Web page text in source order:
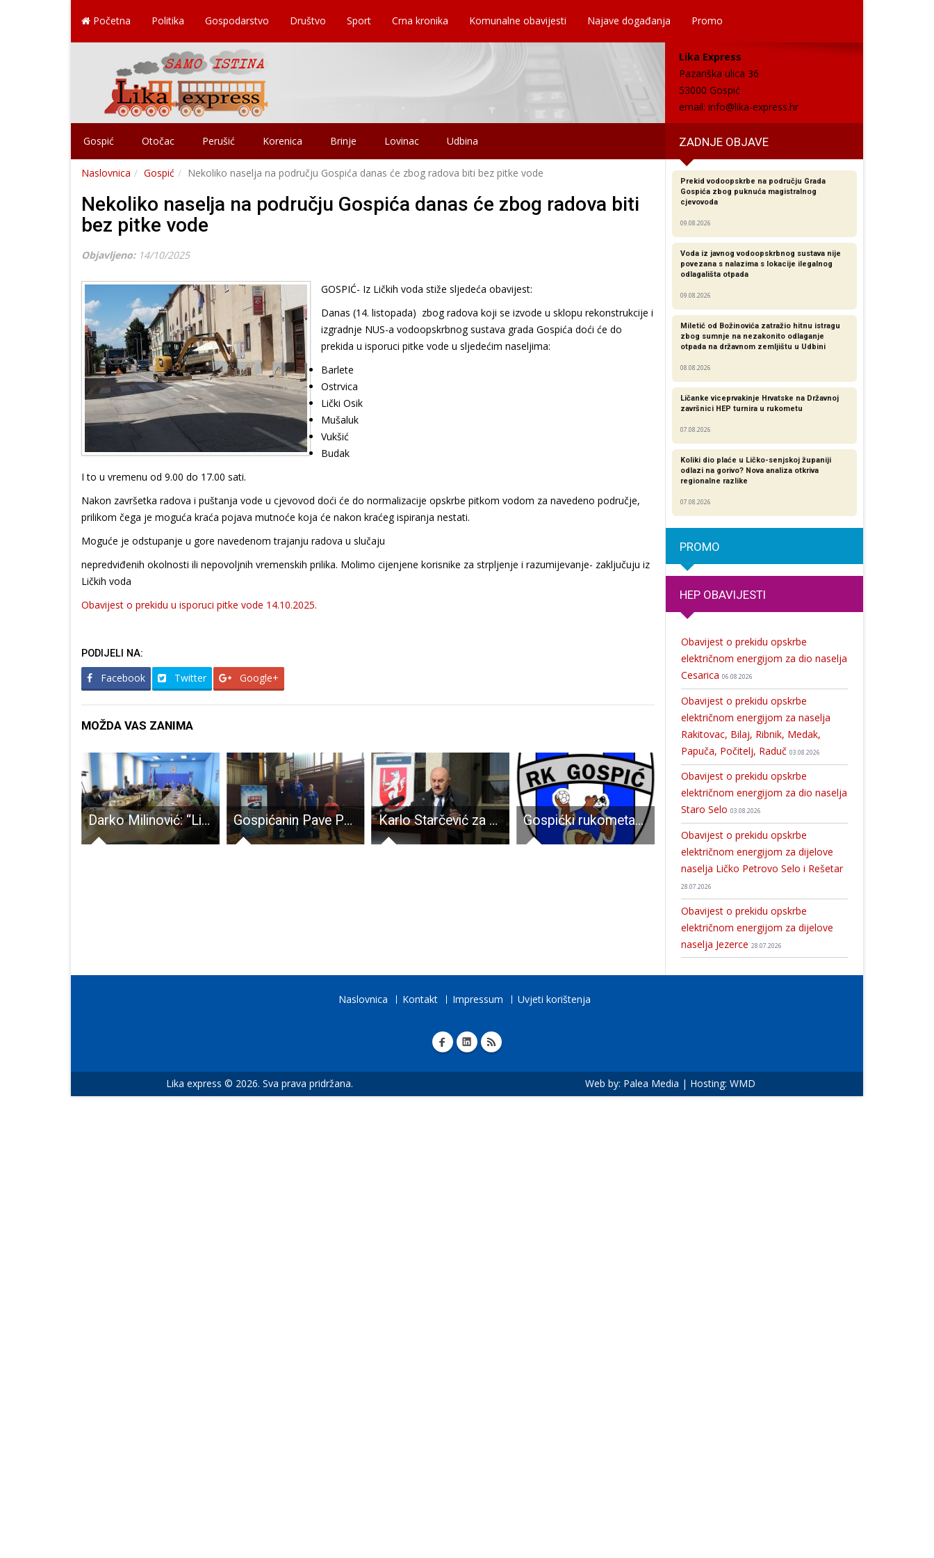
Početna Politika Gospodarstvo Društvo Sport Crna kronika Komunalne obavijesti Najave događanja Promo
Lika Express
Pazariška ulica 36
53000 Gospić
email: info@lika-express.hr
Gospić Otočac Perušić Korenica Brinje Lovinac Udbina ZADNJE OBJAVE
Naslovnica Gospić Nekoliko naselja na području Gospića danas će zbog radova biti bez pitke vode
Nekoliko naselja na području Gospića danas će zbog radova biti
bez pitke vode
Objavljeno: 14/10/2025
GOSPIĆ- Iz Ličkih voda stiže sljedeća obavijest:
Danas (14. listopada) zbog radova koji se izvode u sklopu rekonstrukcije i
izgradnje NUS-a vodoopskrbnog sustava grada Gospića doći će do
prekida u isporuci pitke vode u sljedećim naseljima:
Barlete
Ostrvica
Lički Osik
Mušaluk
Vukšić
Budak
I to u vremenu od 9.00 do 17.00 sati.
Nakon završetka radova i puštanja vode u cjevovod doći će do normalizacije opskrbe pitkom vodom za navedeno područje,
prilikom čega je moguća kraća pojava mutnoće koja će nakon kraćeg ispiranja nestati.
Moguće je odstupanje u gore navedenom trajanju radova u slučaju
nepredviđenih okolnosti ili nepovoljnih vremenskih prilika. Molimo cijenjene korisnike za strpljenje i razumijevanje- zaključuju iz
Ličkih voda
Obavijest o prekidu u isporuci pitke vode 14.10.2025.
PODIJELI NA:
Facebook Twitter Google+
MOŽDA VAS ZANIMA
Darko Milinović: “Ličani su sad svoji na svome, imamo metar snijega i predviđenih -10,-15 stupnjeva”!!! Gospićanin Pave Pezelj postao prvak Hrvatske! Karlo Starčević za portal gradonačelnik.hr :”Krizu smo dočekali sa stabilnim financijama i proračunom pa sad možemo pomoći poduzetnicima – osigurali smo im milijun i pol kuna i izravnu novčanu pomoć za održavanje likvidnosti” Gospićki rukometaši poraženi u Senju 27:25 Pukovnik Tomislav Kasumović novi je zapovjednik Motorizirane bojne “Vukovi”
Prekid vodoopskrbe na području Grada
Gospića zbog puknuća magistralnog
cjevovoda
09.08.2026
Voda iz javnog vodoopskrbnog sustava nije
povezana s nalazima s lokacije ilegalnog
odlagališta otpada
09.08.2026
Miletić od Božinovića zatražio hitnu istragu
zbog sumnje na nezakonito odlaganje
otpada na državnom zemljištu u Udbini
08.08.2026
Ličanke viceprvakinje Hrvatske na Državnoj
završnici HEP turnira u rukometu
07.08.2026
Koliki dio plaće u Ličko-senjskoj županiji
odlazi na gorivo? Nova analiza otkriva
regionalne razlike​
07.08.2026
PROMO
HEP OBAVIJESTI
Obavijest o prekidu opskrbe
električnom energijom za dio naselja
Cesarica 06.08.2026
Obavijest o prekidu opskrbe
električnom energijom za naselja
Rakitovac, Bilaj, Ribnik, Medak,
Papuča, Počitelj, Raduč 03.08.2026
Obavijest o prekidu opskrbe
električnom energijom za dio naselja
Staro Selo 03.08.2026
Obavijest o prekidu opskrbe
električnom energijom za dijelove
naselja Ličko Petrovo Selo i Rešetar
28.07.2026
Obavijest o prekidu opskrbe
električnom energijom za dijelove
naselja Jezerce 28.07.2026
Naslovnica Kontakt Impressum Uvjeti korištenja
Lika express © 2026. Sva prava pridržana. Web by: Palea Media | Hosting: WMD